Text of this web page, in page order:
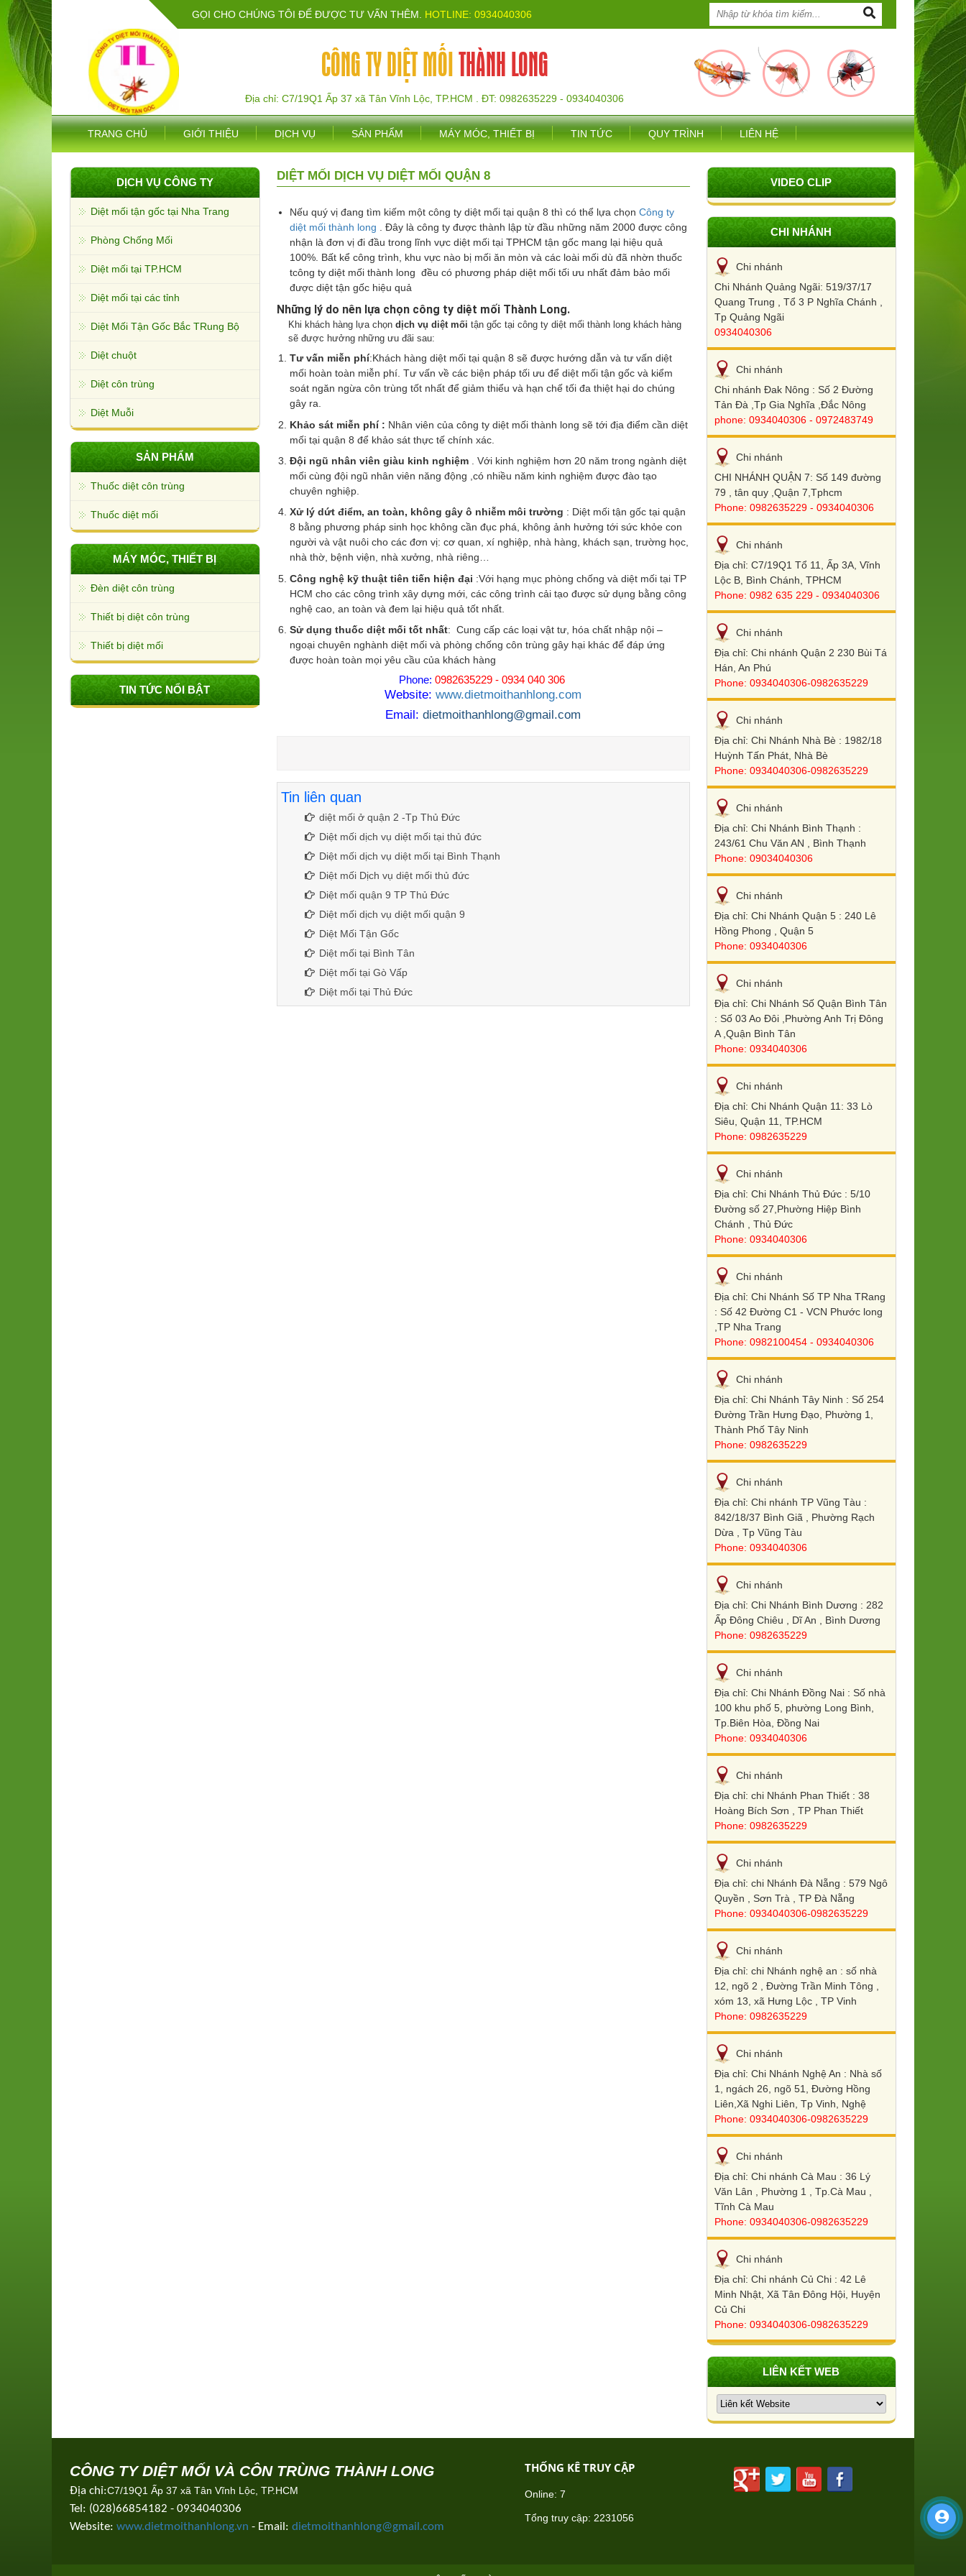
GỌI CHO CHÚNG TÔI ĐỂ ĐƯỢC TƯ VẤN THÊM. HOTLINE: 0934040306
CÔNG TY DIỆT MỐITHÀNH LONG
Địa chỉ: C7/19Q1 Ấp 37 xã Tân Vĩnh Lộc, TP.HCM . ĐT: 0982635229 - 0934040306
TRANG CHỦ GIỚI THIỆU DỊCH VỤ SẢN PHẨM MÁY MÓC, THIẾT BỊ TIN TỨC QUY TRÌNH LIÊN HỆ
DỊCH VỤ CÔNG TY
Diệt mối tận gốc tại Nha Trang
Phòng Chống Mối
Diệt mối tại TP.HCM
Diệt mối tại các tỉnh
Diệt Mối Tận Gốc Bắc TRung Bộ
Diệt chuột
Diệt côn trùng
Diệt Muỗi
SẢN PHẨM
Thuốc diệt côn trùng
Thuốc diệt mối
MÁY MÓC, THIẾT BỊ
Đèn diệt côn trùng
Thiết bị diệt côn trùng
Thiết bị diệt mối
TIN TỨC NỔI BẬT
DIỆT MỐI DỊCH VỤ DIỆT MỐI QUẬN 8
Nếu quý vị đang tìm kiếm một công ty diệt mối tại quận 8 thì có thể lựa chọn Công ty
diệt mối thành long . Đây là công ty được thành lập từ đầu những năm 2000 được công
nhận là đơn vị đi đầu trong lĩnh vực diệt mối tại TPHCM tận gốc mang lại hiệu quả
100%. Bất kể công trình, khu vực nào bị mối ăn mòn và các loài mối dù đã nhờn thuốc
tcông ty diệt mối thành long đều có phương pháp diệt mối tối ưu nhất đảm bảo mối
được diệt tận gốc hiệu quả
Những lý do nên lựa chọn công ty diệt mối Thành Long.
Khi khách hàng lựa chọndịch vụ diệt mối tận gốc tại công ty diệt mối thành long khách hàng
sẽ được hưởng những ưu đãi sau:
Tư vấn miễn phí:Khách hàng diệt mối tại quận 8 sẽ được hướng dẫn và tư vấn diệt
mối hoàn toàn miễn phí. Tư vấn về các biện pháp tối ưu để diệt mối tận gốc và kiểm
soát ngăn ngừa côn trùng tốt nhất để giảm thiểu và hạn chế tối đa thiệt hại do chúng
gây ra.
Khảo sát miễn phí : Nhân viên của công ty diệt mối thành long sẽ tới địa điểm cần diệt
mối tại quận 8 để khảo sát thực tế chính xác.
Đội ngũ nhân viên giàu kinh nghiệm. Với kinh nghiệm hơn 20 năm trong ngành diệt
mối cùng đội ngũ nhân viên năng động ,có nhiều năm kinh nghiệm được đào tạo
chuyên nghiệp.
Xử lý dứt điểm, an toàn, không gây ô nhiễm môi trường : Diệt mối tận gốc tại quận
8 bằng phương pháp sinh học không cần đục phá, không ảnh hưởng tới sức khỏe con
người và vật nuôi cho các đơn vị: cơ quan, xí nghiệp, nhà hàng, khách sạn, trường học,
nhà thờ, bệnh viện, nhà xưởng, nhà riêng…
Công nghệ kỹ thuật tiên tiến hiện đại :Với hạng mục phòng chống và diệt mối tại TP
HCM cho các công trình xây dựng mới, các công trình cải tạo được sử dụng bằng công
nghệ cao, an toàn và đem lại hiệu quả tốt nhất.
Sử dụng thuốc diệt mối tốt nhất: Cung cấp các loại vật tư, hóa chất nhập nội –
ngoại chuyên nghành diệt mối và phòng chống côn trùng gây hại khác để đáp ứng
được hoàn toàn mọi yêu cầu của khách hàng
Phone: 0982635229 - 0934 040 306
Website: www.dietmoithanhlong.com
Email: dietmoithanhlong@gmail.com
Tin liên quan
diệt mối ở quận 2 -Tp Thủ Đức
Diệt mối dịch vụ diệt mối tại thủ đức
Diệt mối dịch vụ diệt mối tại Bình Thạnh
Diệt mối Dịch vụ diệt mối thủ đức
Diệt mối quận 9 TP Thủ Đức
Diệt mối dịch vụ diệt mối quận 9
Diệt Mối Tận Gốc
Diệt mối tại Bình Tân
Diệt mối tại Gò Vấp
Diệt mối tại Thủ Đức
VIDEO CLIP
CHI NHÁNH
Chi nhánh
Chi Nhánh Quảng Ngãi: 519/37/17
Quang Trung , Tổ 3 P Nghĩa Chánh ,
Tp Quảng Ngãi
0934040306
Chi nhánh
Chi nhánh Đak Nông : Số 2 Đường
Tản Đà ,Tp Gia Nghĩa ,Đắc Nông
phone: 0934040306 - 0972483749
Chi nhánh
CHI NHÁNH QUẬN 7: Số 149 đường
79 , tân quy ,Quận 7,Tphcm
Phone: 0982635229 - 0934040306
Chi nhánh
Địa chỉ: C7/19Q1 Tổ 11, Ấp 3A, Vĩnh
Lộc B, Bình Chánh, TPHCM
Phone: 0982 635 229 - 0934040306
Chi nhánh
Địa chỉ: Chi nhánh Quận 2 230 Bùi Tá
Hán, An Phú
Phone: 0934040306-0982635229
Chi nhánh
Địa chỉ: Chi Nhánh Nhà Bè : 1982/18
Huỳnh Tấn Phát, Nhà Bè
Phone: 0934040306-0982635229
Chi nhánh
Địa chỉ: Chi Nhánh Bình Thạnh :
243/61 Chu Văn AN , Bình Thạnh
Phone: 09034040306
Chi nhánh
Địa chỉ: Chi Nhánh Quận 5 : 240 Lê
Hồng Phong , Quận 5
Phone: 0934040306
Chi nhánh
Địa chỉ: Chi Nhánh Số Quận Bình Tân
: Số 03 Ao Đôi ,Phường Anh Trị Đông
A ,Quận Bình Tân
Phone: 0934040306
Chi nhánh
Địa chỉ: Chi Nhánh Quận 11: 33 Lò
Siêu, Quận 11, TP.HCM
Phone: 0982635229
Chi nhánh
Địa chỉ: Chi Nhánh Thủ Đức : 5/10
Đường số 27,Phường Hiệp Bình
Chánh , Thủ Đức
Phone: 0934040306
Chi nhánh
Địa chỉ: Chi Nhánh Số TP Nha TRang
: Số 42 Đường C1 - VCN Phước long
,TP Nha Trang
Phone: 0982100454 - 0934040306
Chi nhánh
Địa chỉ: Chi Nhánh Tây Ninh : Số 254
Đường Trần Hưng Đạo, Phường 1,
Thành Phố Tây Ninh
Phone: 0982635229
Chi nhánh
Địa chỉ: Chi nhánh TP Vũng Tàu :
842/18/37 Bình Giã , Phường Rạch
Dừa , Tp Vũng Tàu
Phone: 0934040306
Chi nhánh
Địa chỉ: Chi Nhánh Bình Dương : 282
Ấp Đông Chiêu , Dĩ An , Bình Dương
Phone: 0982635229
Chi nhánh
Địa chỉ: Chi Nhánh Đồng Nai : Số nhà
100 khu phố 5, phường Long Bình,
Tp.Biên Hòa, Đồng Nai
Phone: 0934040306
Chi nhánh
Địa chỉ: chi Nhánh Phan Thiết : 38
Hoàng Bích Sơn , TP Phan Thiết
Phone: 0982635229
Chi nhánh
Địa chỉ: chi Nhánh Đà Nẵng : 579 Ngô
Quyền , Sơn Trà , TP Đà Nẵng
Phone: 0934040306-0982635229
Chi nhánh
Địa chỉ: chi Nhánh nghệ an : số nhà
12, ngõ 2 , Đường Trần Minh Tông ,
xóm 13, xã Hưng Lộc , TP Vinh
Phone: 0982635229
Chi nhánh
Địa chỉ: Chi Nhánh Nghệ An : Nhà số
1, ngách 26, ngõ 51, Đường Hồng
Liên,Xã Nghi Liên, Tp Vinh, Nghệ
Phone: 0934040306-0982635229
Chi nhánh
Địa chỉ: Chi nhánh Cà Mau : 36 Lý
Văn Lân , Phường 1 , Tp.Cà Mau ,
Tĩnh Cà Mau
Phone: 0934040306-0982635229
Chi nhánh
Địa chỉ: Chi nhánh Củ Chi : 42 Lê
Minh Nhật, Xã Tân Đông Hội, Huyện
Củ Chi
Phone: 0934040306-0982635229
LIÊN KẾT WEB
CÔNG TY DIỆT MỐI VÀ CÔN TRÙNG THÀNH LONG
Địa chỉ:C7/19Q1 Ấp 37 xã Tân Vĩnh Lộc, TP.HCM
Tel: (028)66854182 - 0934040306
Website: www.dietmoithanhlong.vn - Email: dietmoithanhlong@gmail.com
THỐNG KÊ TRUY CẬP
Online: 7
Tổng truy cập: 2231056